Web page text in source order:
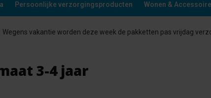
Persoonlijke verzorgingsproducten Wonen &
Wegens vakantie worden deze week de pakketten pas vrijdag
3-4 jaar